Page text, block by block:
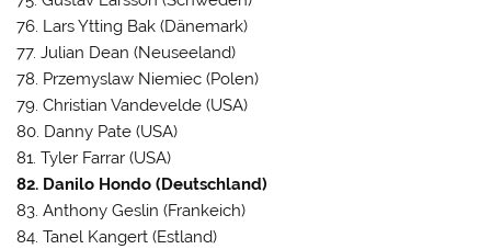
76. Lars Ytting Bak (Dänemark)
77. Julian Dean (Neuseeland)
78. Przemyslaw Niemiec (Polen)
79. Christian Vandevelde (USA)
80. Danny Pate (USA)
81. Tyler Farrar (USA)
82. Danilo Hondo (Deutschland)
83. Anthony Geslin (Frankeich)
84. Tanel Kangert (Estland)